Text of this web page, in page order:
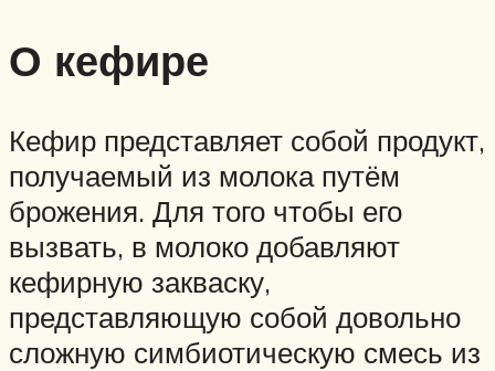
О кефире
Кефир представляет собой продукт,
получаемый из молока путём
брожения. Для того чтобы его
вызвать, в молоко добавляют
кефирную закваску,
представляющую собой довольно
сложную симбиотическую смесь из